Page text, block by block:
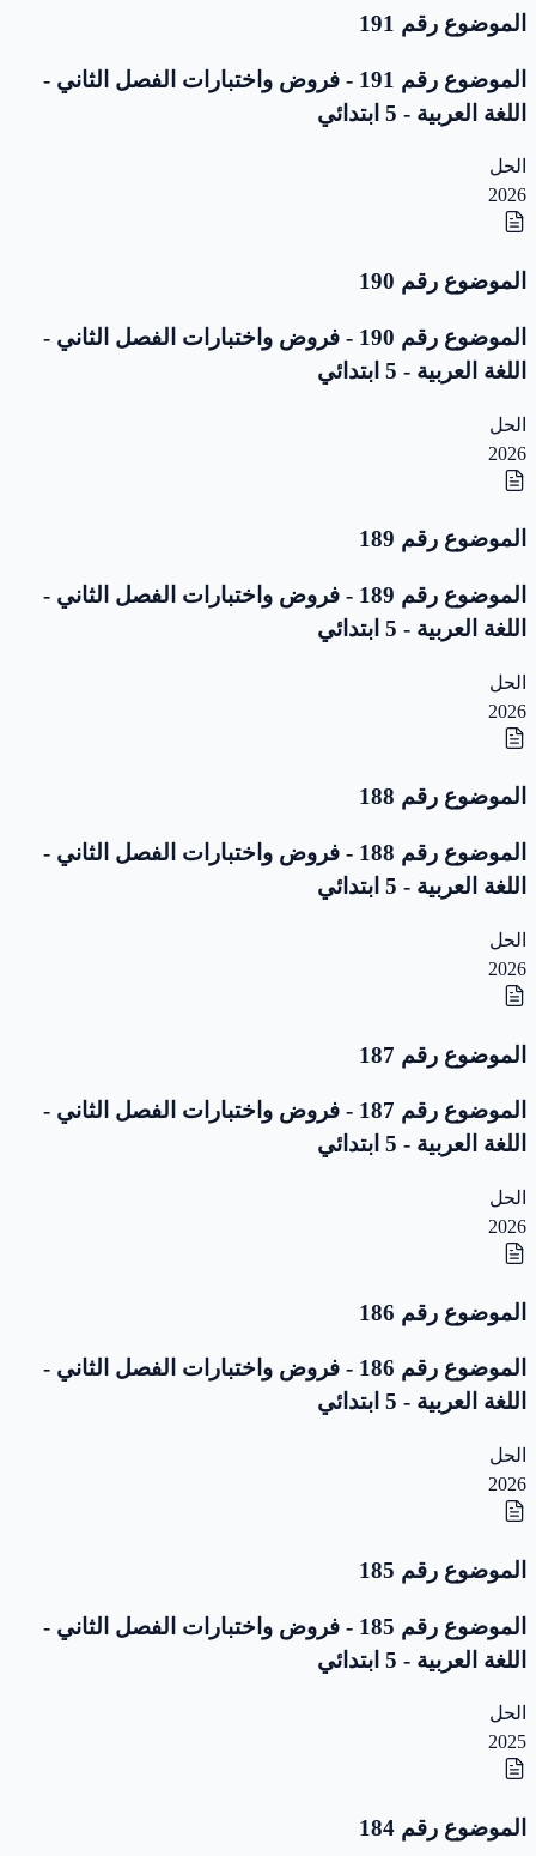
الموضوع رقم 191
الموضوع رقم 191 - فروض واختبارات الفصل الثاني -
اللغة العربية - 5 ابتدائي
الحل
2026
الموضوع رقم 190
الموضوع رقم 190 - فروض واختبارات الفصل الثاني -
اللغة العربية - 5 ابتدائي
الحل
2026
الموضوع رقم 189
الموضوع رقم 189 - فروض واختبارات الفصل الثاني -
اللغة العربية - 5 ابتدائي
الحل
2026
الموضوع رقم 188
الموضوع رقم 188 - فروض واختبارات الفصل الثاني -
اللغة العربية - 5 ابتدائي
الحل
2026
الموضوع رقم 187
الموضوع رقم 187 - فروض واختبارات الفصل الثاني -
اللغة العربية - 5 ابتدائي
الحل
2026
الموضوع رقم 186
الموضوع رقم 186 - فروض واختبارات الفصل الثاني -
اللغة العربية - 5 ابتدائي
الحل
2026
الموضوع رقم 185
الموضوع رقم 185 - فروض واختبارات الفصل الثاني -
اللغة العربية - 5 ابتدائي
الحل
2025
الموضوع رقم 184